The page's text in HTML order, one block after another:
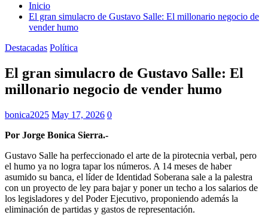
Inicio
El gran simulacro de Gustavo Salle: El millonario negocio de
vender humo
Destacadas Política
El gran simulacro de Gustavo Salle: El
millonario negocio de vender humo
bonica2025 May 17, 2026 0
Por Jorge Bonica Sierra.-
Gustavo Salle ha perfeccionado el arte de la pirotecnia verbal, pero
el humo ya no logra tapar los números. A 14 meses de haber
asumido su banca, el líder de Identidad Soberana sale a la palestra
con un proyecto de ley para bajar y poner un techo a los salarios de
los legisladores y del Poder Ejecutivo, proponiendo además la
eliminación de partidas y gastos de representación.